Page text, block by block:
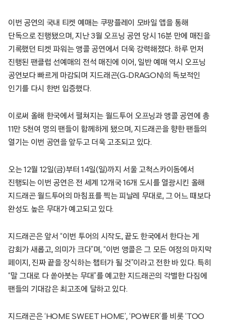
이번 공연의 국내 티켓 예매는 쿠팡플레이 모바일 앱을 통해
단독으로 진행됐으며, 지난 3월 오프닝 공연 당시 16분 만에 매진을
기록했던 티켓 파워는 앵콜 공연에서 더욱 강력해졌다. 하루 먼저
진행된 팬클럽 선예매의 전석 매진에 이어, 일반 예매 역시 오프닝
공연보다 빠르게 마감되며 지드래곤(G-DRAGON)의 독보적인
인기를 다시 한번 입증했다.
이로써 올해 한국에서 펼쳐지는 월드투어 오프닝과 앵콜 공연에 총
11만 5천여 명의 팬들이 함께하게 됐으며, 지드래곤을 향한 팬들의
열기는 이번 공연을 앞두고 더욱 고조되고 있다.
오는 12월 12일(금)부터 14일(일)까지 서울 고척스카이돔에서
진행되는 이번 공연은 전 세계 12개국 16개 도시를 열광시킨 올해
지드래곤 월드투어의 마침표를 찍는 피날레 무대로, 그 어느 때보다
완성도 높은 무대가 예고되고 있다.
지드래곤은 앞서 “이번 투어의 시작도, 끝도 한국에서 한다는 게
감회가 새롭고, 의미가 크다”며, “이번 앵콜은 그 모든 여정의 마지막
페이지, 진짜 끝을 장식하는 챕터가 될 것”이라고 전한 바 있다. 특히
“말 그대로 다 쏟아붓는 무대”를 예고한 지드래곤의 각별한 다짐에
팬들의 기대감은 최고조에 달하고 있다.
지드래곤은 ‘HOME SWEET HOME’, ‘PO￦ER’를 비롯 ‘TOO